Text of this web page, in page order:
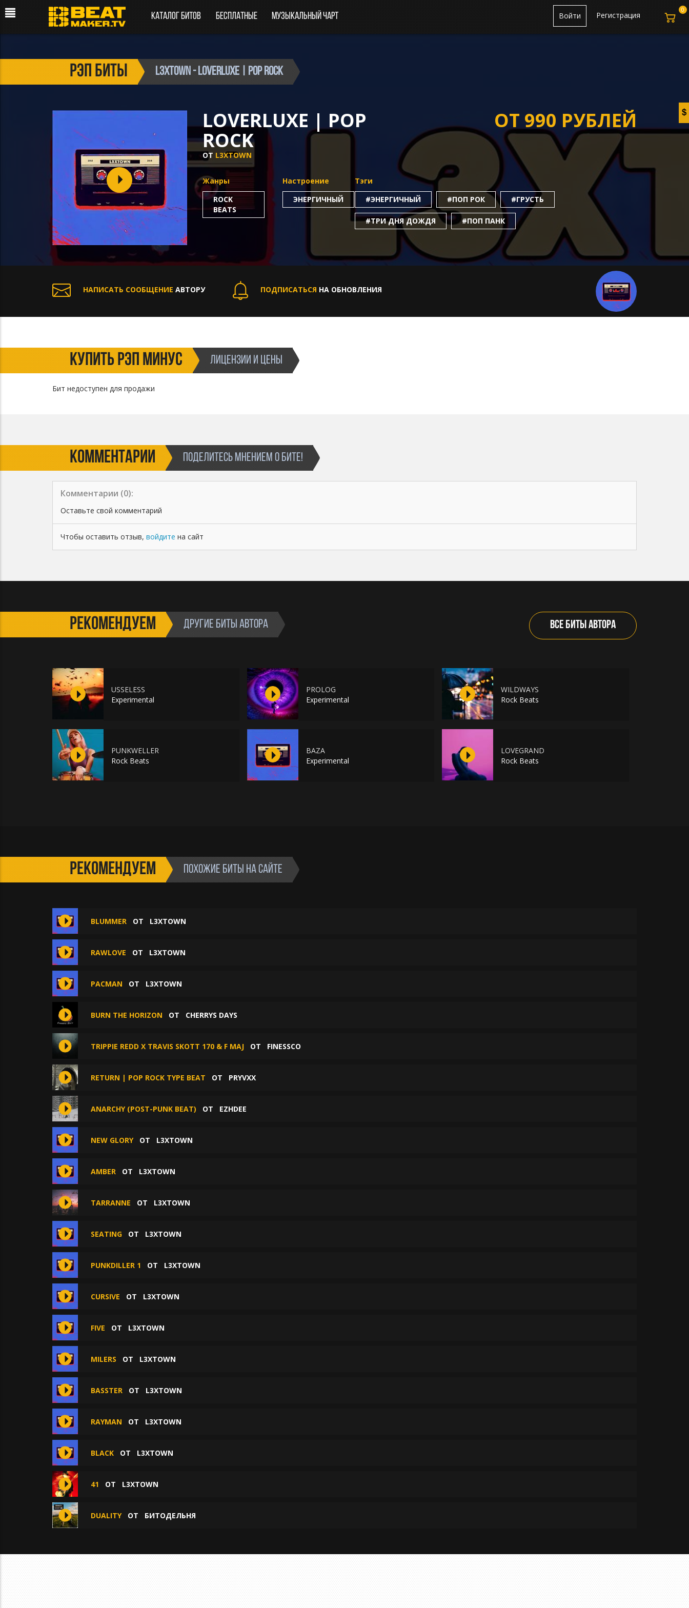
Каталог битов Бесплатные Музыкальный чарт Регистрация
Войти
рэп биты l3xtown - LOVERLUXE | Pop Rock
LOVERLUXE | POP
ROCK
ОТ L3XTOWN
ОТ 990 РУБЛЕЙ
Жанры
ROCK
BEATS
Настроение
ЭНЕРГИЧНЫЙ
Тэги
#ЭНЕРГИЧНЫЙ
#ПОП РОК #ГРУСТЬ
#ТРИ ДНЯ ДОЖДЯ #ПОП ПАНК
НАПИСАТЬ СООБЩЕНИЕ АВТОРУ ПОДПИСАТЬСЯ НА ОБНОВЛЕНИЯ
КУПИТЬ РЭП МИНУС ЛИЦЕНЗИИ И ЦЕНЫ
Бит недоступен для продажи
КОММЕНТАРИИ ПОДЕЛИТЕСЬ МНЕНИЕМ О БИТЕ!
Комментарии (0):
Оставьте свой комментарий
Чтобы оставить отзыв, войдите на сайт
РЕКОМЕНДУЕМ ДРУГИЕ БИТЫ АВТОРА ВСЕ БИТЫ АВТОРА
USSELESS
Experimental
PROLOG
Experimental
WILDWAYS
Rock Beats
PUNKWELLER
Rock Beats
BAZA
Experimental
LOVEGRAND
Rock Beats
РЕКОМЕНДУЕМ ПОХОЖИЕ БИТЫ НА САЙТЕ
BLUMMER ОТ L3XTOWN
RAWLOVE ОТ L3XTOWN
PACMAN ОТ L3XTOWN
BURN THE HORIZON ОТ CHERRYS DAYS
TRIPPIE REDD X TRAVIS SKOTT 170 & F MAJ ОТ FINESSCO
RETURN | POP ROCK TYPE BEAT ОТ PRYVXX
ANARCHY (POST-PUNK BEAT) ОТ EZHDEE
NEW GLORYОТ L3XTOWN
AMBER ОТ L3XTOWN
TARRANNE ОТ L3XTOWN
SEATING ОТ L3XTOWN
PUNKDILLER 1 ОТ L3XTOWN
CURSIVE ОТ L3XTOWN
FIVE ОТ L3XTOWN
MILERS ОТ L3XTOWN
BASSTER ОТ L3XTOWN
RAYMAN ОТ L3XTOWN
BLACK ОТ L3XTOWN
41 ОТ L3XTOWN
DUALITY ОТ БИТОДЕЛЬНЯ
0